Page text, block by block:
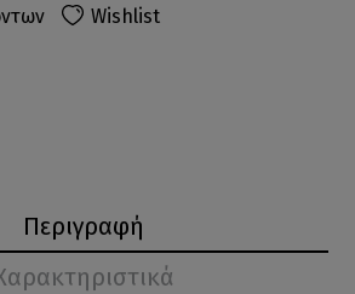
Wishlist
Περιγραφή